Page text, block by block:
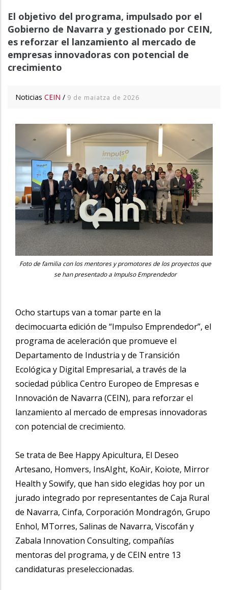
El objetivo del programa, impulsado por el
Gobierno de Navarra y gestionado por CEIN,
es reforzar el lanzamiento al mercado de
empresas innovadoras con potencial de
crecimiento
Noticias CEIN / 9 de maiatza de 2026
Foto de familia con los mentores y promotores de los proyectos que
se han presentado a Impulso Emprendedor
Ocho startups van a tomar parte en la
decimocuarta edición de “Impulso Emprendedor”, el
programa de aceleración que promueve el
Departamento de Industria y de Transición
Ecológica y Digital Empresarial, a través de la
sociedad pública Centro Europeo de Empresas e
Innovación de Navarra (CEIN), para reforzar el
lanzamiento al mercado de empresas innovadoras
con potencial de crecimiento.
Se trata de Bee Happy Apicultura, El Deseo
Artesano, Homvers, InsAIght, KoAir, Koiote, Mirror
Health y Sowify, que han sido elegidas hoy por un
jurado integrado por representantes de Caja Rural
de Navarra, Cinfa, Corporación Mondragón, Grupo
Enhol, MTorres, Salinas de Navarra, Viscofán y
Zabala Innovation Consulting, compañías
mentoras del programa, y de CEIN entre 13
candidaturas preseleccionadas.